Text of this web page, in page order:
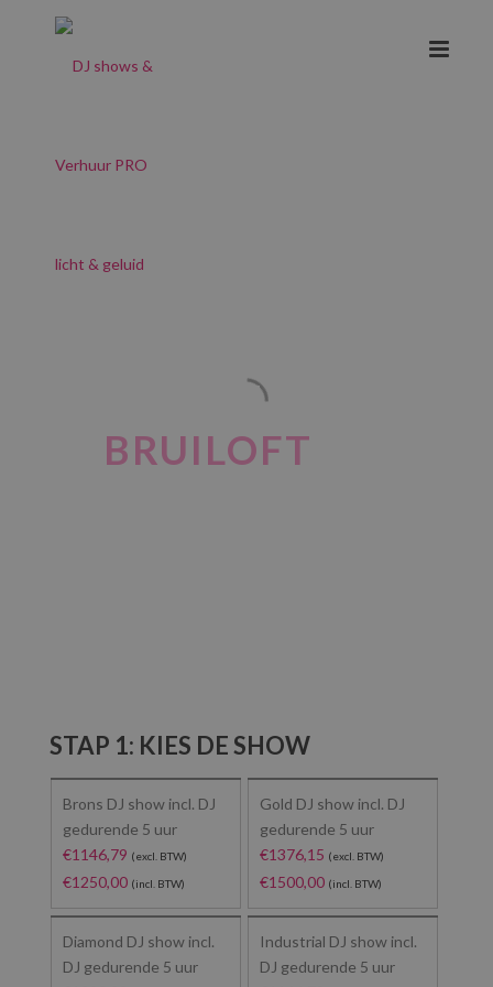
PSOUND: DÉ
BRUILOFT
STAP 1: KIES DE SHOW
Brons DJ show incl. DJ
gedurende 5 uur
€1146,79 (excl. BTW)
€1250,00 (incl. BTW)
Gold DJ show incl. DJ
gedurende 5 uur
€1376,15 (excl. BTW)
€1500,00 (incl. BTW)
Diamond DJ show incl.
DJ gedurende 5 uur
Industrial DJ show incl.
DJ gedurende 5 uur